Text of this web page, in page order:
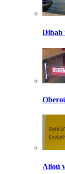
Dibab
Alioù